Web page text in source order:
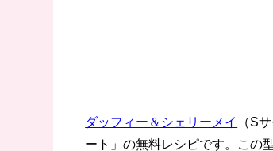
ダッフィー＆シェリーメイ
（S
ート」の無料レシピです。この